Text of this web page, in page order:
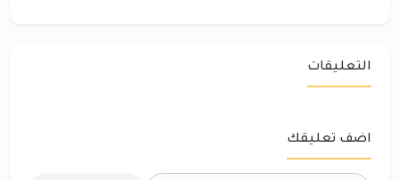
التعليقات
اضف تعليقك